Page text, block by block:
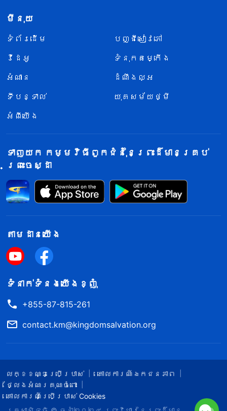
មីនុយ
ទំព័រ​ដើម
បញ្ជីសៀវភៅ
វីដេអូ
ទំនុកតម្កើង
អំណាន
ដំណឹងល្អ
ទីបន្ទាល់
យុគសម័យថ្មី
អំពីយើង
ទាញយក កម្មវិធីពួកជំនុំនៃព្រះដ៏មានគ្រប់
ព្រះចេស្ដា
តាម​ដាន​យើង​
ទំនាក់​ទំនង​យើង​ខ្ញុំ
+855-87-815-261
contact.km@kingdomsalvation.org
លក្ខខណ្ឌ​ប្រើប្រាស់​
គោលការណ៍ឯកជនភាព
ថ្លែងអំណរគុណចំពោះ
គោលការណ៍ប្រើប្រាស់ Cookies